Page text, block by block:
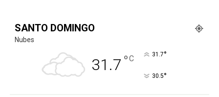
SANTO DOMINGO
Nubes
31.7 °C 31.7°
30.5°